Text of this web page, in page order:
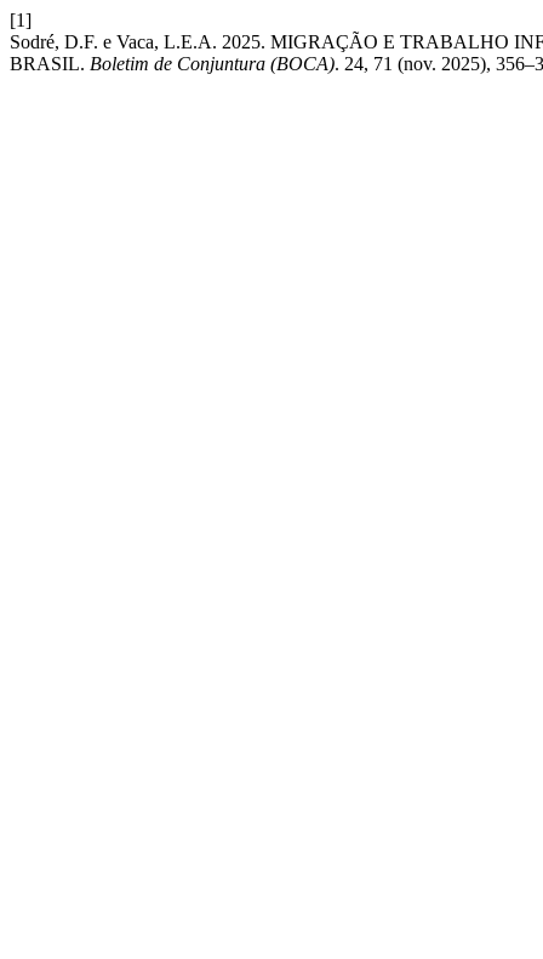
[1]
Sodré, D.F. e Vaca, L.E.A. 2025. MIGRAÇÃO E TRABALHO
BRASIL. Boletim de Conjuntura (BOCA). 24, 71 (nov. 2025),